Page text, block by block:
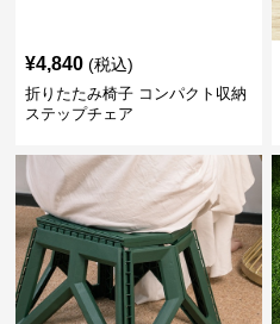
¥4,840 (税込)
折りたたみ椅子 コンパクト収納
ステップチェア